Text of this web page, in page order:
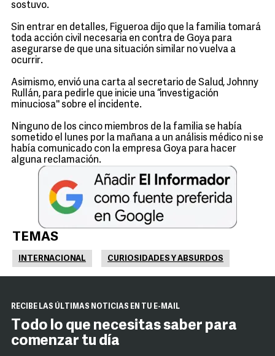
sostuvo.
Sin entrar en detalles, Figueroa dijo que la familia tomará
toda acción civil necesaria en contra de Goya para
asegurarse de que una situación similar no vuelva a
ocurrir.
Asimismo, envió una carta al secretario de Salud, Johnny
Rullán, para pedirle que inicie una “investigación
minuciosa'' sobre el incidente.
Ninguno de los cinco miembros de la familia se había
sometido el lunes por la mañana a un análisis médico ni se
había comunicado con la empresa Goya para hacer
alguna reclamación.
TEMAS
INTERNACIONAL CURIOSIDADES Y ABSURDOS
RECIBE LAS ÚLTIMAS NOTICIAS EN TU E-MAIL
Todo lo que necesitas saber para
comenzar tu día